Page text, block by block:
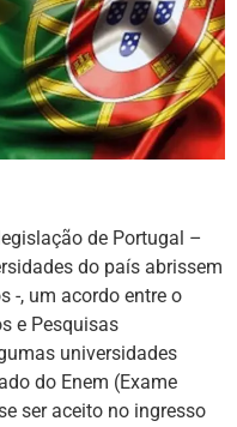
de Portugal –
do país abrissem
-, um acordo entre o
e Pesquisas
universidades
do Enem (Exame
ser aceito no ingresso